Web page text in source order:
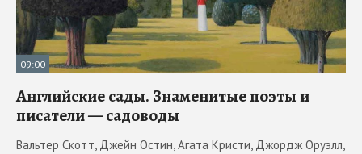
09:00
Английские сады. Знаменитые поэты и
писатели — садоводы
Вальтер Скотт, Джейн Остин, Агата Кристи, Джордж Оруэлл,